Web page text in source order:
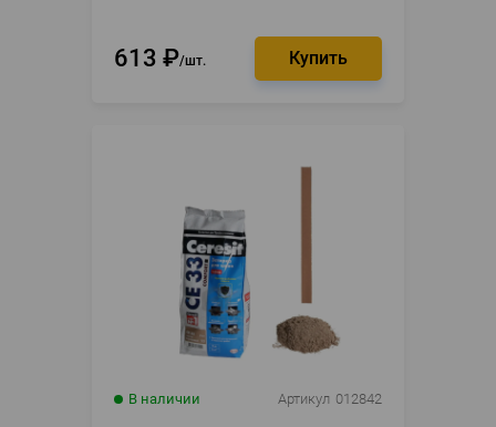
613 ₽ шт.
В наличии Артикул 012842